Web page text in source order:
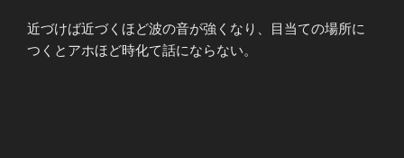
近づけば近づくほど波の音が強くなり、目当ての場所に
つくとアホほど時化て話にならない。